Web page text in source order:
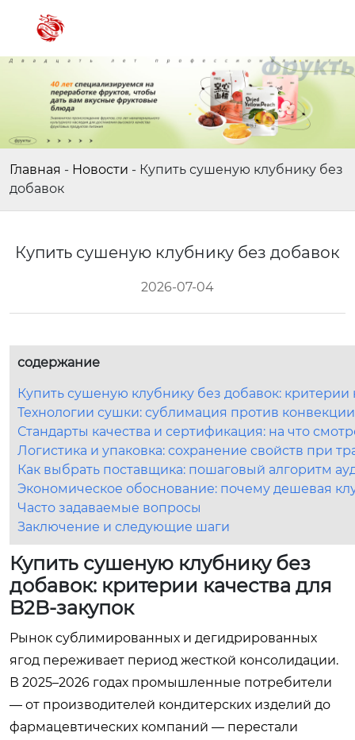
Главная - Новости - Купить сушеную клубнику без
добавок
Купить сушеную клубнику без добавок
2026-07-04
содержание
Купить сушеную клубнику без добавок: критерии
Технологии сушки: сублимация против конвекции
Стандарты качества и сертификация: на что
Логистика и упаковка: сохранение свойств при
Как выбрать поставщика: пошаговый алгоритм
Экономическое обоснование: почему дешевая
Часто задаваемые вопросы
Заключение и следующие шаги
Купить сушеную клубнику без
добавок: критерии качества для
B2B-закупок
Рынок сублимированных и дегидрированных
ягод переживает период жесткой консолидации.
В 2025–2026 годах промышленные потребители
— от производителей кондитерских изделий до
фармацевтических компаний — перестали